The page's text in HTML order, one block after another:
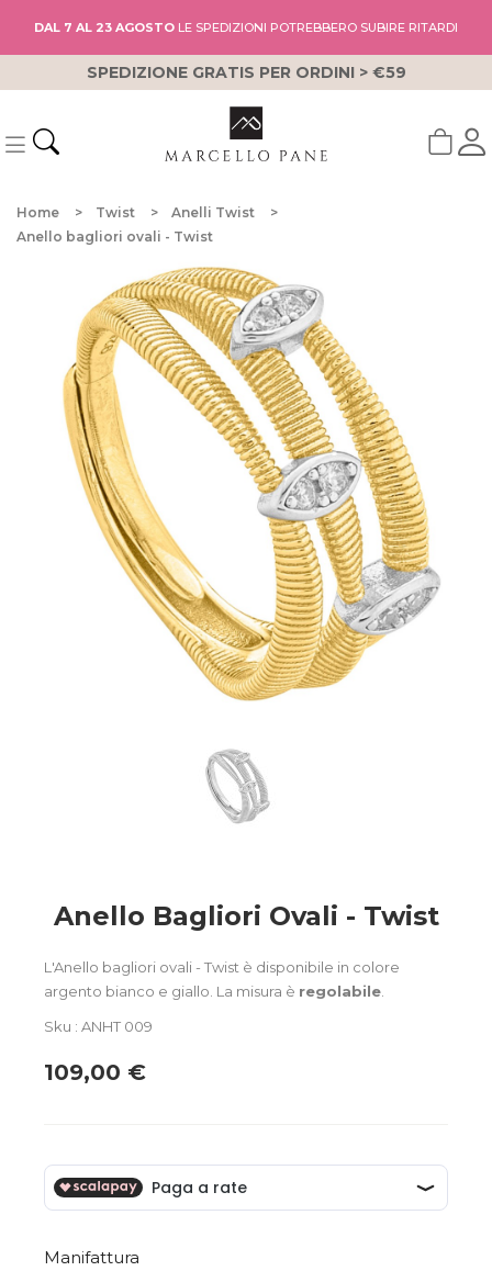
DAL 7 AL 23 AGOSTO LE SPEDIZIONI POTREBBERO SUBIRE RITARDI
SPEDIZIONE GRATIS PER ORDINI > €59
Home Twist
Anelli Twist
Anello bagliori ovali - Twist
Anello Bagliori Ovali - Twist
L'Anello bagliori ovali - Twist è disponibile in colore
argento bianco e giallo. La misura è regolabile.
Sku : ANHT 009
109,00 €
Manifattura